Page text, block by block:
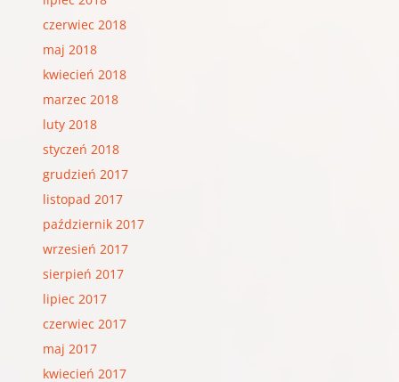
czerwiec 2018
maj 2018
kwiecień 2018
marzec 2018
luty 2018
styczeń 2018
grudzień 2017
listopad 2017
październik 2017
wrzesień 2017
sierpień 2017
lipiec 2017
czerwiec 2017
maj 2017
kwiecień 2017